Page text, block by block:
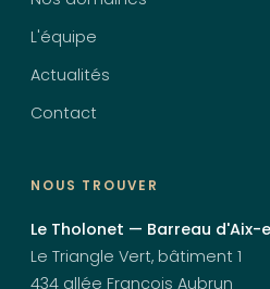
L'équipe
Actualités
Contact
NOUS TROUVER
Le Tholonet — Barreau d'Aix-
Le Triangle Vert, bâtiment 1
434 allée François Aubrun